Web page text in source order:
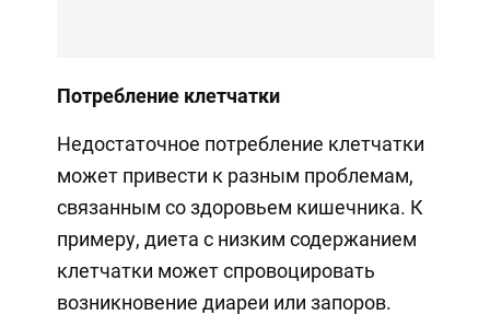
Потребление клетчатки
Недостаточное потребление клетчатки
может привести к разным проблемам,
связанным со здоровьем кишечника. К
примеру, диета с низким содержанием
клетчатки может спровоцировать
возникновение диареи или запоров.